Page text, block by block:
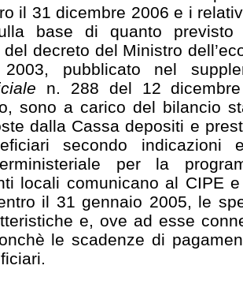
il 31 dicembre 2006 e i
base di quanto
del decreto del Ministro
pubblicato nel
n. 288 del 12
sono a carico del bilancio
dalla Cassa depositi e
secondo
per la
locali comunicano al CIPE
il 31 gennaio 2005, le
e, ove ad esse
le scadenze di